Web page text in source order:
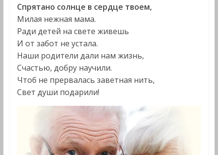
Спрятано солнце в сердце твоем,
Милая нежная мама.
Ради детей на свете живешь
И от забот не устала.
Наши родители дали нам жизнь,
Счастью, добру научили.
Чтоб не прервалась заветная нить,
Свет души подарили!